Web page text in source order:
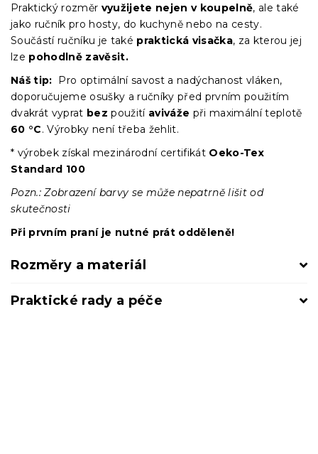
Praktický rozměr využijete nejen v koupelně, ale také
jako ručník pro hosty, do kuchyně nebo na cesty.
Součástí ručníku je také praktická visačka, za kterou jej
lze pohodlně zavěsit.
Náš tip: Pro optimální savost a nadýchanost vláken,
doporučujeme osušky a ručníky před prvním použitím
dvakrát vyprat bez použití aviváže při maximální teplotě
60 °C. Výrobky není třeba žehlit.
* výrobek získal mezinárodní certifikát Oeko-Tex
Standard 100
Pozn.: Zobrazení barvy se může nepatrně lišit od
skutečnosti
Při prvním praní je nutné prát odděleně!
Rozměry a materiál
Praktické rady a péče